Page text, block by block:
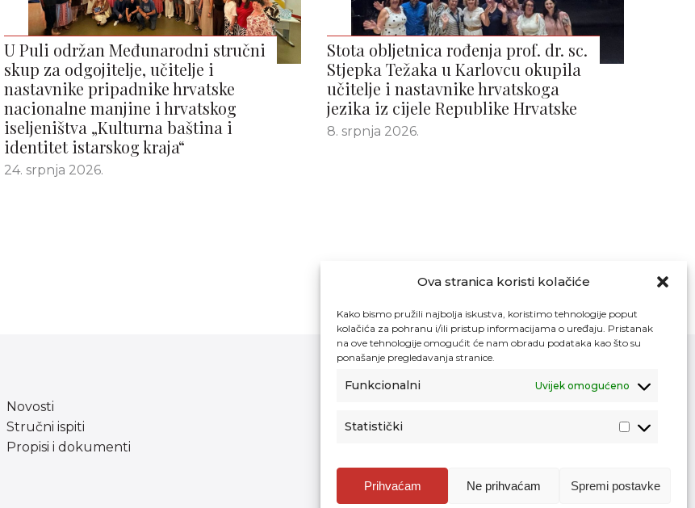
Ova stranica koristi kolačiće
Kako bismo pružili najbolja iskustva, koristimo tehnologije poput
kolačića za pohranu i/ili pristup informacijama o uređaju. Pristanak
na ove tehnologije omogućit će nam obradu podataka kao što su
ponašanje pregledavanja stranice.
Funkcionalni Uvijek omogućeno
Statistički
Prihvaćam Ne prihvaćam Spremi postavke
U Puli održan Međunarodni stručni
skup za odgojitelje, učitelje i
nastavnike pripadnike hrvatske
nacionalne manjine i hrvatskog
iseljeništva „Kulturna baština i
identitet istarskog kraja“
24. srpnja 2026.
Stota obljetnica rođenja prof. dr. sc.
Stjepka Težaka u Karlovcu okupila
učitelje i nastavnike hrvatskoga
jezika iz cijele Republike Hrvatske
8. srpnja 2026.
Novosti
Stručni ispiti
Propisi i dokumenti
Pristup informacijama
Povjerljiva osoba za unutarnje prijavljivanje
nepravilnosti
Etički povjerenik Agencije za odgoj i